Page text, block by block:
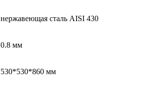
нержавеющая сталь AISI 430
0.8 мм
530*530*860 мм